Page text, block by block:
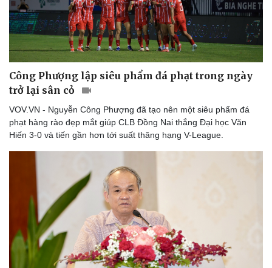
eSports
Hậu trường
Công Phượng lập siêu phẩm đá phạt trong ngày
trở lại sân cỏ
VOV.VN - Nguyễn Công Phượng đã tạo nên một siêu phẩm đá
phạt hàng rào đẹp mắt giúp CLB Đồng Nai thắng Đại học Văn
Hiến 3-0 và tiến gần hơn tới suất thăng hạng V-League.